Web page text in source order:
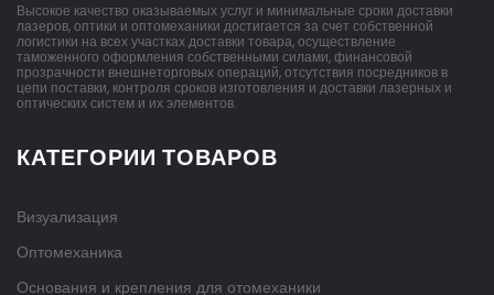
Высокое качество оказываемых услуг и минимальные сроки доставки
лазеров, оптики и оптомеханики достигается за счет собственной
логистики на всех участках доставки товара, осуществление
таможенного оформления собственными силами, финансовой
прозрачности внешнеторговых операций, отсутствия посредников в
цепи поставки, контроля сроков изготовления и доставки лазерных и
оптических систем и их элементов.
КАТЕГОРИИ ТОВАРОВ
Визуализация
Оптомеханика
Основания и крепления для отомеханики